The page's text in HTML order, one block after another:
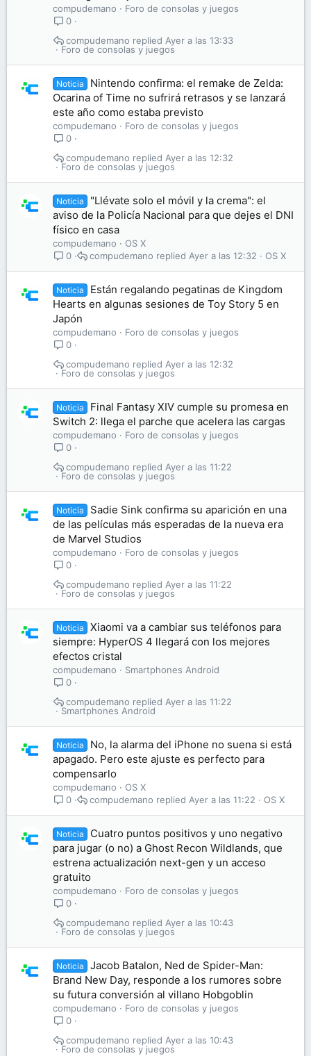
compudemano
Foro de consolas y juegos
0
Foro de consolas y juegos
Ayer a las 13:33
compudemano
Noticia
Nintendo confirma: el remake de Zelda:
Ocarina of Time no sufrirá retrasos y se lanzará
este año como estaba previsto
compudemano
Foro de consolas y juegos
0
Foro de consolas y juegos
Ayer a las 12:32
compudemano
Noticia
"Llévate solo el móvil y la crema": el
aviso de la Policía Nacional para que dejes el DNI
físico en casa
compudemano
OS X
0
OS X
Ayer a las 12:32
compudemano
Noticia
Están regalando pegatinas de Kingdom
Hearts en algunas sesiones de Toy Story 5 en
Japón
compudemano
Foro de consolas y juegos
0
Foro de consolas y juegos
Ayer a las 12:32
compudemano
Noticia
Final Fantasy XIV cumple su promesa en
Switch 2: llega el parche que acelera las cargas
compudemano
Foro de consolas y juegos
0
Foro de consolas y juegos
Ayer a las 11:22
compudemano
Noticia
Sadie Sink confirma su aparición en una
de las películas más esperadas de la nueva era
de Marvel Studios
compudemano
Foro de consolas y juegos
0
Foro de consolas y juegos
Ayer a las 11:22
compudemano
Noticia
Xiaomi va a cambiar sus teléfonos para
siempre: HyperOS 4 llegará con los mejores
efectos cristal
compudemano
Smartphones Android
0
Smartphones Android
Ayer a las 11:22
compudemano
Noticia
No, la alarma del iPhone no suena si está
apagado. Pero este ajuste es perfecto para
compensarlo
compudemano
OS X
0
OS X
Ayer a las 11:22
compudemano
Noticia
Cuatro puntos positivos y uno negativo
para jugar (o no) a Ghost Recon Wildlands, que
estrena actualización next-gen y un acceso
gratuito
compudemano
Foro de consolas y juegos
0
Foro de consolas y juegos
Ayer a las 10:43
compudemano
Noticia
Jacob Batalon, Ned de Spider-Man:
Brand New Day, responde a los rumores sobre
su futura conversión al villano Hobgoblin
compudemano
Foro de consolas y juegos
0
Foro de consolas y juegos
Ayer a las 10:43
compudemano